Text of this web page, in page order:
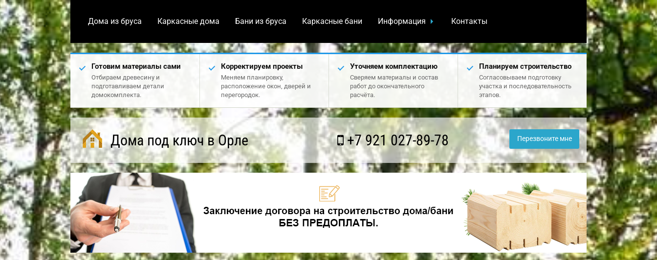
Дома из бруса Каркасные дома Бани из бруса Каркасные бани Информация Контакты
Готовим материалы сами
Отбираем древесину и
подготавливаем детали
домокомплекта.
Корректируем проекты
Меняем планировку,
расположение окон, дверей и
перегородок.
Уточняем комплектацию
Сверяем материалы и состав
работ до окончательного
расчёта.
Планируем строительство
Согласовываем подготовку
участка и последовательность
этапов.
Дома под ключ в Орле +7 921 027-89-78 Перезвоните мне